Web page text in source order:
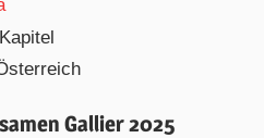
Gallier 2025